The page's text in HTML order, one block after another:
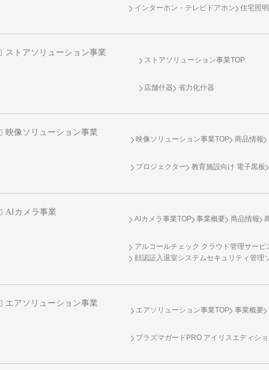
インターホン・テレビドアホン 住宅照明
ストアソリューション事業
ストアソリューション事業TOP
店舗什器 省力化什器
映像ソリューション事業
映像ソリューション事業TOP 商品情報
プロジェクター 教育施設向け 電子黒板
AIカメラ事業
AIカメラ事業TOP 事業概要 商品情報
アルコールチェック クラウド管理サービ
顔認証入退室システムセキュリティ管理
エアソリューション事業
エアソリューション事業TOP 事業概要
プラズマガードPRO アイリスエディシ